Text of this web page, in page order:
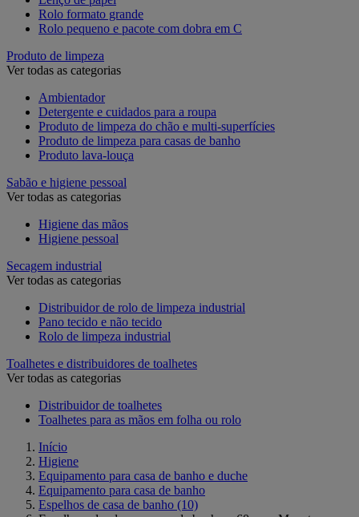
Rolo formato grande
Rolo pequeno e pacote com dobra em C
Produto de limpeza
Ver todas as categorias
Ambientador
Detergente e cuidados para a roupa
Produto de limpeza do chão e multi-superfícies
Produto de limpeza para casas de banho
Produto lava-louça
Sabão e higiene pessoal
Ver todas as categorias
Higiene das mãos
Higiene pessoal
Secagem industrial
Ver todas as categorias
Distribuidor de rolo de limpeza industrial
Pano tecido e não tecido
Rolo de limpeza industrial
Toalhetes e distribuidores de toalhetes
Ver todas as categorias
Distribuidor de toalhetes
Toalhetes para as mãos em folha ou rolo
Início
Higiene
Equipamento para casa de banho e duche
Equipamento para casa de banho
Espelhos de casa de banho (10)